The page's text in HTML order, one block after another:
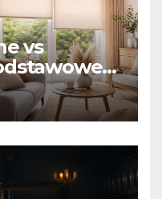
vs
i